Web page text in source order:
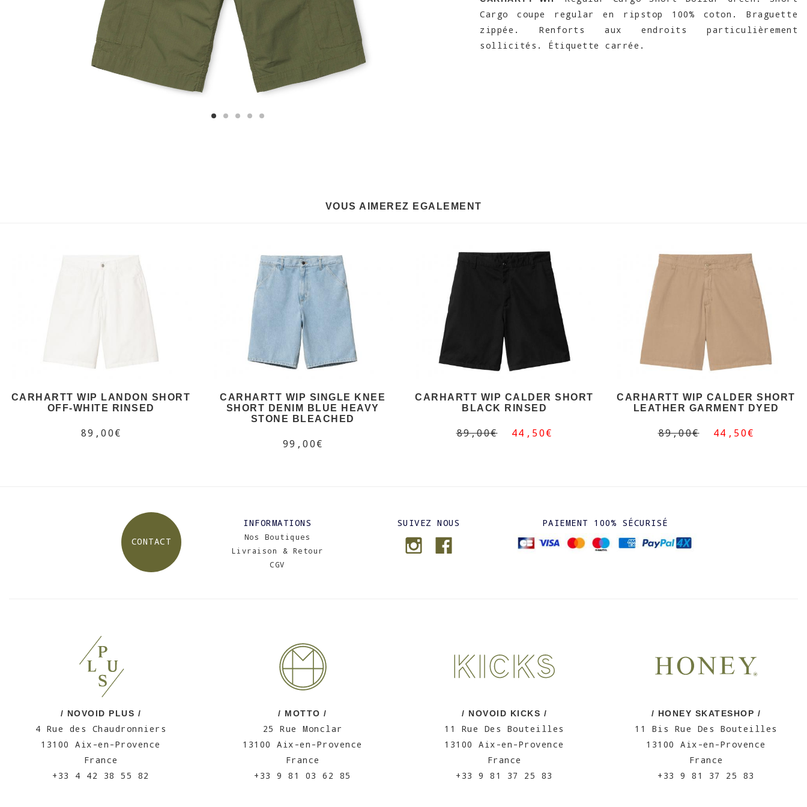
Cargo coupe regular en ripstop 100% coton. Braguette
zippée. Renforts aux endroits particulièrement
sollicités. Étiquette carrée.
VOUS AIMEREZ EGALEMENT
CARHARTT WIP LANDON SHORT
OFF-WHITE RINSED
89,00€
CARHARTT WIP SINGLE KNEE
SHORT DENIM BLUE HEAVY
STONE BLEACHED
99,00€
CARHARTT WIP CALDER SHORT
BLACK RINSED
89,00€ 44,50€
CARHARTT WIP CALDER SHORT
LEATHER GARMENT DYED
89,00€ 44,50€
CONTACT
INFORMATIONS
Nos Boutiques
Livraison & Retour
CGV
SUIVEZ NOUS PAIEMENT 100% SÉCURISÉ
/ NOVOID PLUS /
4 Rue des Chaudronniers
13100 Aix-en-Provence
France
+33 4 42 38 55 82
/ MOTTO /
25 Rue Monclar
13100 Aix-en-Provence
France
+33 9 81 03 62 85
/ NOVOID KICKS /
11 Rue Des Bouteilles
13100 Aix-en-Provence
France
+33 9 81 37 25 83
/ HONEY SKATESHOP /
11 Bis Rue Des Bouteilles
13100 Aix-en-Provence
France
+33 9 81 37 25 83